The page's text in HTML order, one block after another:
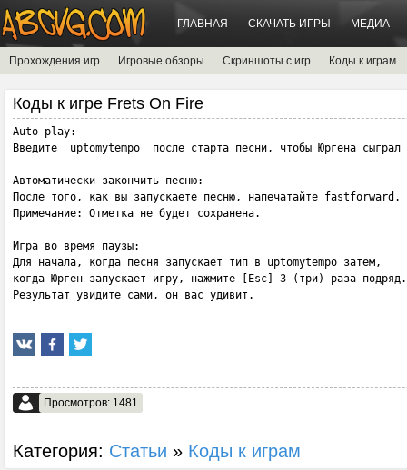
ГЛАВНАЯ СКАЧАТЬ ИГРЫ МЕДИА
Прохождения игр Игровые обзоры Скриншоты с игр Коды к играм
Коды к игре Frets On Fire
Auto-play:
Введите  uptomytempo  после старта песни, чтобы Юргена
Автоматически закончить песню:
После того, как вы запускаете песню, напечатайте fastforward.
Примечание: Отметка не будет сохранена.
Игра во время паузы:
Для начала, когда песня запускает тип в uptomytempo затем,
когда Юрген запускает игру, нажмите [Esc] 3 (три) раза
Результат увидите сами, он вас удивит.
Просмотров: 1481
Категория: Статьи » Коды к играм